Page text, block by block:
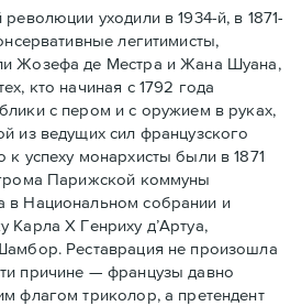
уходили в 1934-й, в 1871-
легитимисты,
Жозефа де Местра и Жана Шуана,
кто начиная с 1792 года
с пером и с оружием в руках,
из ведущих сил французского
успеху монархисты были в 1871
Парижской коммуны
в Национальном собрании и
Карла Х Генриху д’Артуа,
Реставрация не произошла
причине — французы давно
флагoм триколор, а претендент